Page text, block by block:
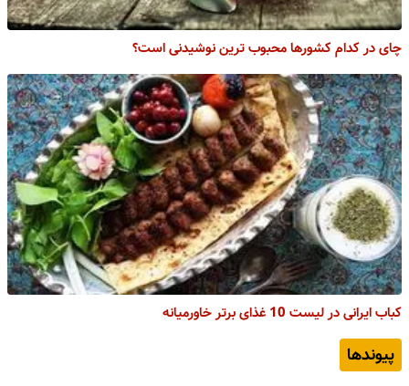
چای در کدام کشورها محبوب ترین نوشیدنی است؟
کباب ایرانی در لیست 10 غذای برتر خاورمیانه
پیوندها